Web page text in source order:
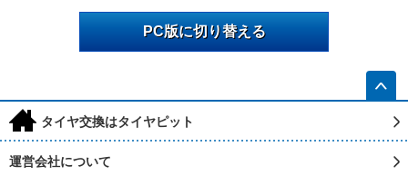
PC版に切り替える
h タイヤ交換はタイヤピット
運営会社について